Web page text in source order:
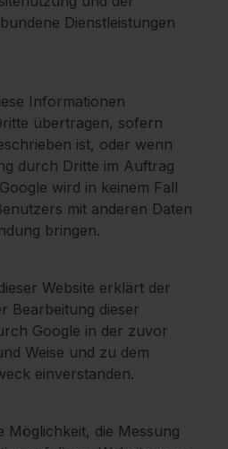
Dienstleistungen
Informationen
übertragen, sofern
ist, oder wenn
durch Dritte im Auftrag
wird in keinem Fall
mit anderen Daten
bringen.
Website erklärt der
Bearbeitung dieser
Google in der zuvor
Weise und zu dem
einverstanden.
Möglichkeit, die Messung